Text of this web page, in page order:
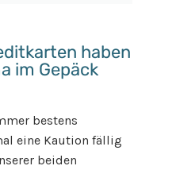
haben
im Gepäck
bestens
eine Kaution fällig
beiden